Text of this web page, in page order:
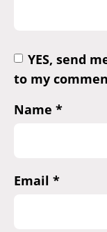
YES, send
to my
Name *
Email *